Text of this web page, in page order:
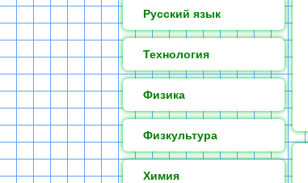
Русский язык
Технология
Физика
Физкультура
Химия